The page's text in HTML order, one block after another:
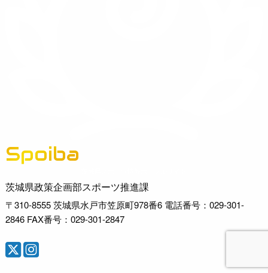
Spoiba
茨城県政策企画部スポーツ推進課
〒310-8555 茨城県水戸市笠原町978番6 電話番号：029-301-
2846 FAX番号：029-301-2847